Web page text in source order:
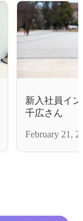
新入社員イ
千広さん
February 21,